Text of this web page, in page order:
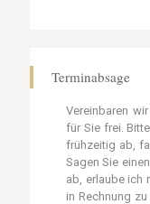
Terminabsage
Vereinbaren
für Sie frei.
frühzeitig ab,
Sagen Sie
ab, erlaube ich
in Rechnung